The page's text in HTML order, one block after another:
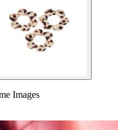
Images